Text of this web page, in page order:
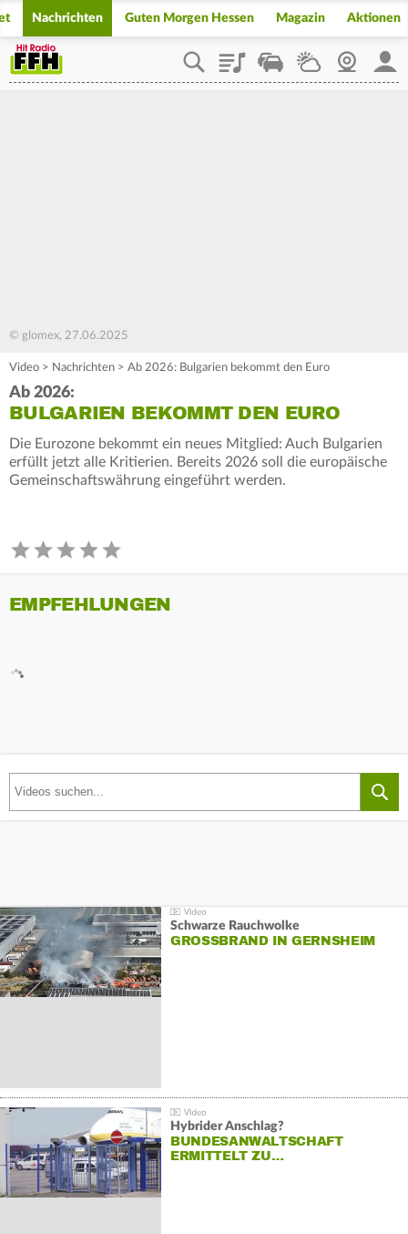
Nachrichten Guten Morgen Hessen Magazin Aktionen
PlaylistStaupilotWetterWebcam
© glomex, 27.06.2025
Video > Nachrichten > Ab 2026: Bulgarien bekommt den Euro
Ab 2026:
BULGARIEN BEKOMMT DEN EURO
Die Eurozone bekommt ein neues Mitglied: Auch Bulgarien
erfüllt jetzt alle Kritierien. Bereits 2026 soll die europäische
Gemeinschaftswährung eingeführt werden.
EMPFEHLUNGEN
Schwarze Rauchwolke
GROSSBRAND IN GERNSHEIM
Hybrider Anschlag?
BUNDESANWALTSCHAFT
ERMITTELT ZU…